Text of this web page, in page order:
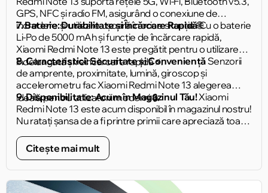
GPS, NFC și radio FM, asigurând o conexiune de
încredere și utilizare ușoară în orice situație 🌐.
7. Baterie: Durabilitate și Încărcare RapidăCu o baterie
Li-Po de 5000 mAh și funcție de încărcare rapidă,
Xiaomi Redmi Note 13 este pregătit pentru o utilizare
îndelungată și reîncărcare rapidă ⚡️.
8. Caracteristici: Securitate și ConveniențăSenzorii
de amprente, proximitate, lumină, giroscop și
accelerometru fac Xiaomi Redmi Note 13 alegerea
ideală pentru utilizatorii moderni 🔒.
9. Disponibilitate: Acum în Magazinul Tău!Xiaomi
Redmi Note 13 este acum disponibil în magazinul nostru!
Nu ratați șansa de a fi printre primii care apreciază toate
Citește mai mult